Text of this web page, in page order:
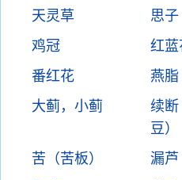
天灵草
思子
鸡冠
红蓝
番红花
燕脂
大蓟，小蓟
续断
豆）
苦（苦板）
漏芦